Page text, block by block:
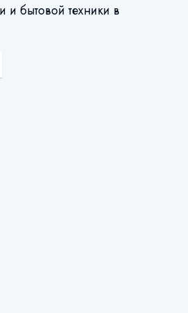
и бытовой техники в